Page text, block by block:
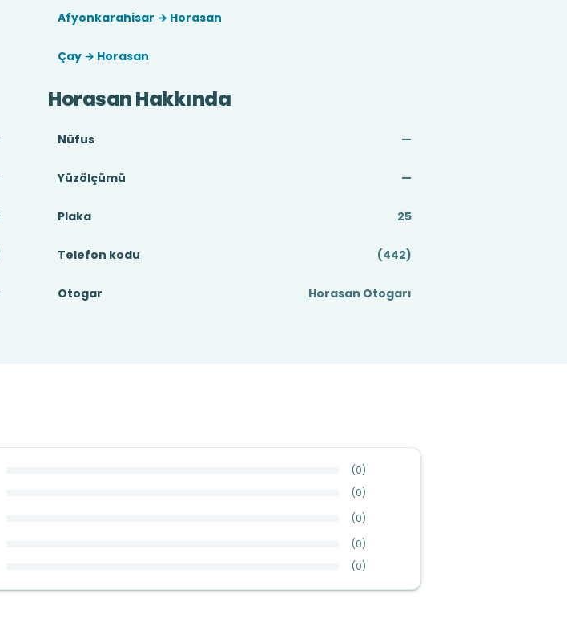
Afyonkarahisar → Horasan
Çay → Horasan
Horasan Hakkında
Nüfus —
Yüzölçümü —
Plaka 25
Telefon kodu (442)
Otogar Horasan Otogarı
(0)
(0)
(0)
(0)
(0)